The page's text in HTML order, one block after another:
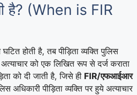
है? (When is FIR
होती है, तब पीड़िता व्यक्ति पुलिस
को एक लिखित रूप से दर्ज कराता
को दी जाती है, जिसे ही FIR/एफआईआर
अधिकारी पीड़िता व्यक्ति पर हुये अत्याचार